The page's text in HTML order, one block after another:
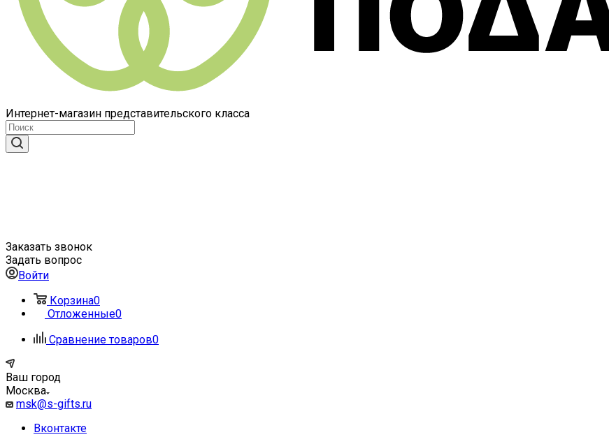
Интернет-магазин представительского класса
Заказать звонок
Задать вопрос
Войти
Корзина0
Отложенные0
Сравнение товаров0
Ваш город
Москва
msk@s-gifts.ru
Вконтакте